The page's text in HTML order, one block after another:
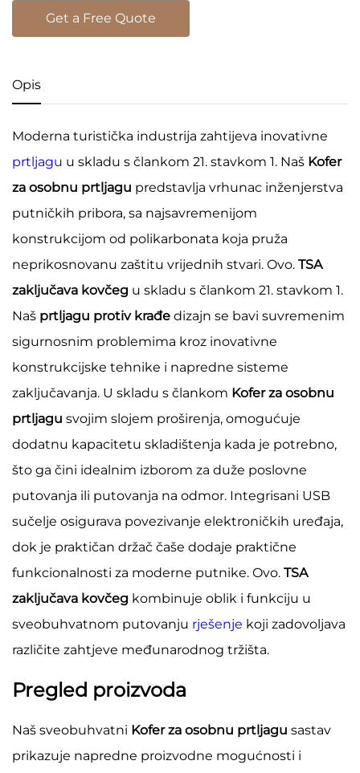
Get a Free Quote
Opis
Moderna turistička industrija zahtijeva inovativne
prtljagu u skladu s člankom 21. stavkom 1. Naš Kofer
za osobnu prtljagu predstavlja vrhunac inženjerstva
putničkih pribora, sa najsavremenijom
konstrukcijom od polikarbonata koja pruža
neprikosnovanu zaštitu vrijednih stvari. Ovo. TSA
zaključava kovčeg u skladu s člankom 21. stavkom 1.
Naš prtljagu protiv krađe dizajn se bavi suvremenim
sigurnosnim problemima kroz inovativne
konstrukcijske tehnike i napredne sisteme
zaključavanja. U skladu s člankom Kofer za osobnu
prtljagu svojim slojem proširenja, omogućuje
dodatnu kapacitetu skladištenja kada je potrebno,
što ga čini idealnim izborom za duže poslovne
putovanja ili putovanja na odmor. Integrisani USB
sučelje osigurava povezivanje elektroničkih uređaja,
dok je praktičan držač čaše dodaje praktične
funkcionalnosti za moderne putnike. Ovo. TSA
zaključava kovčeg kombinuje oblik i funkciju u
sveobuhvatnom putovanju rješenje koji zadovoljava
različite zahtjeve međunarodnog tržišta.
Pregled proizvoda
Naš sveobuhvatni Kofer za osobnu prtljagu sastav
prikazuje napredne proizvodne mogućnosti i